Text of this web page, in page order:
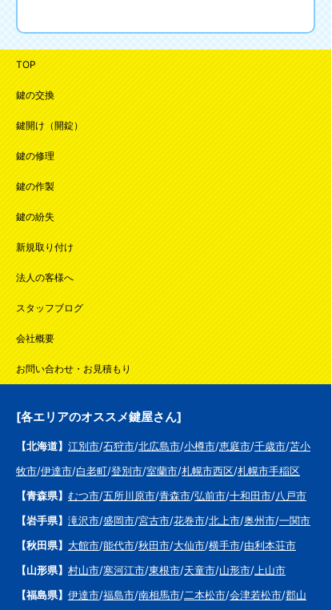
TOP
鍵の交換
鍵開け（開錠）
鍵の修理
鍵の作製
鍵の紛失
新規取り付け
法人の客様へ
スタッフブログ
会社概要
お問い合わせ・お見積もり
[各エリアのオススメ鍵屋さん]
【北海道】 江別市/石狩市/北広島市/小樽市/恵庭市/千歳市/苫小
牧市/伊達市/白老町/登別市/室蘭市/札幌市西区/札幌市手稲区
【青森県】 むつ市/五所川原市/青森市/弘前市/十和田市/八戸市
【岩手県】 滝沢市/盛岡市/宮古市/花巻市/北上市/奥州市/一関市
【秋田県】 大館市/能代市/秋田市/大仙市/横手市/由利本荘市
【山形県】 村山市/寒河江市/東根市/天童市/山形市/上山市
【福島県】 伊達市/福島市/南相馬市/二本松市/会津若松市/郡山